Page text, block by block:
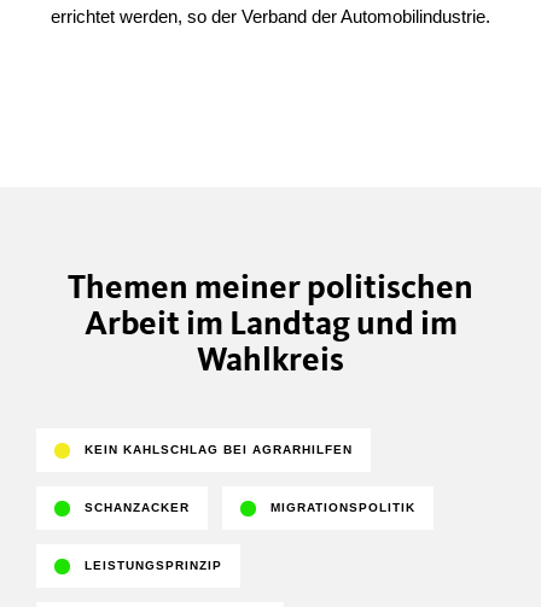
errichtet werden, so der Verband der Automobilindustrie.
Themen meiner politischen
Arbeit im Landtag und im
Wahlkreis
KEIN KAHLSCHLAG BEI AGRARHILFEN
SCHANZACKER MIGRATIONSPOLITIK
LEISTUNGSPRINZIP